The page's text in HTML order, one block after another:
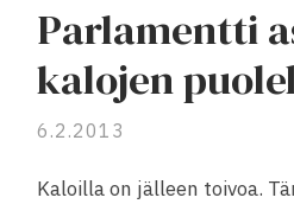
Parlamentti
kalojen
6.2.2013
Kaloilla on jälleen toivoa.